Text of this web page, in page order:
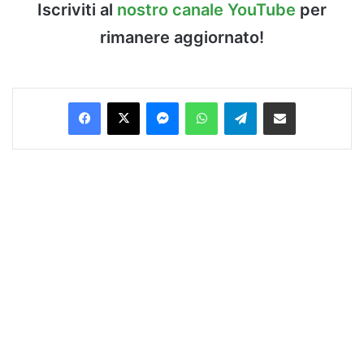
Iscriviti al nostro canale YouTube per
rimanere aggiornato!
Facebook
X MessengerWhatsAppTelegramCondividi via Email